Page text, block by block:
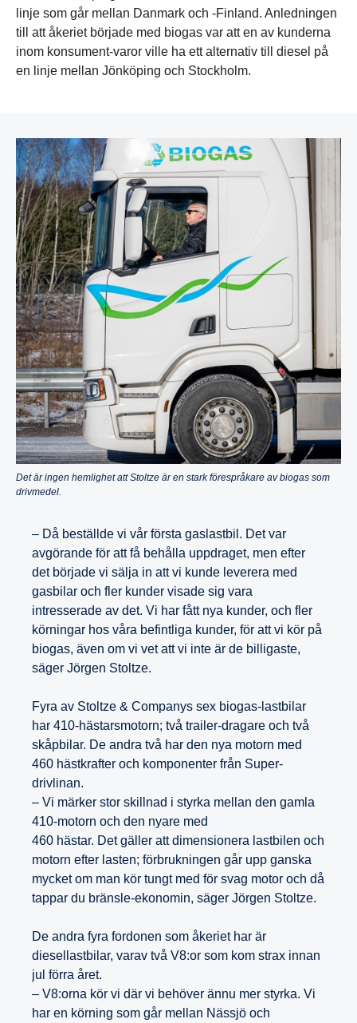
linje som går mellan Danmark och -Finland. Anledningen
till att åkeriet började med biogas var att en av kunderna
inom konsument-varor ville ha ett alternativ till diesel på
en linje mellan Jönköping och Stockholm.
Det är ingen hemlighet att Stoltze är en stark förespråkare av biogas som
drivmedel.
– Då beställde vi vår första gaslastbil. Det var
avgörande för att få behålla uppdraget, men efter
det började vi sälja in att vi kunde leverera med
gasbilar och fler kunder visade sig vara
intresserade av det. Vi har fått nya kunder, och fler
körningar hos våra befintliga kunder, för att vi kör på
biogas, även om vi vet att vi inte är de billigaste,
säger Jörgen Stoltze.
Fyra av Stoltze & Companys sex biogas-lastbilar
har 410-hästarsmotorn; två trailer-dragare och två
skåpbilar. De andra två har den nya motorn med
460 hästkrafter och komponenter från Super-
drivlinan.
– Vi märker stor skillnad i styrka mellan den gamla
410-motorn och den nyare med
460 hästar. Det gäller att dimensionera lastbilen och
motorn efter lasten; förbrukningen går upp ganska
mycket om man kör tungt med för svag motor och då
tappar du bränsle-ekonomin, säger Jörgen Stoltze.
De andra fyra fordonen som åkeriet har är
diesellastbilar, varav två V8:or som kom strax innan
jul förra året.
– V8:orna kör vi där vi behöver ännu mer styrka. Vi
har en körning som går mellan Nässjö och